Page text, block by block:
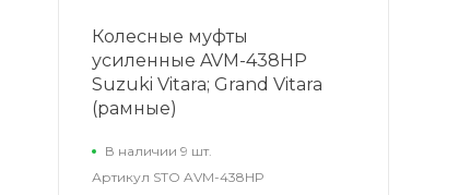
Колесные муфты
усиленные AVM-438HP
Suzuki Vitara; Grand Vitara
(рамные)
В наличии 9 шт.
Артикул STO AVM-438HP